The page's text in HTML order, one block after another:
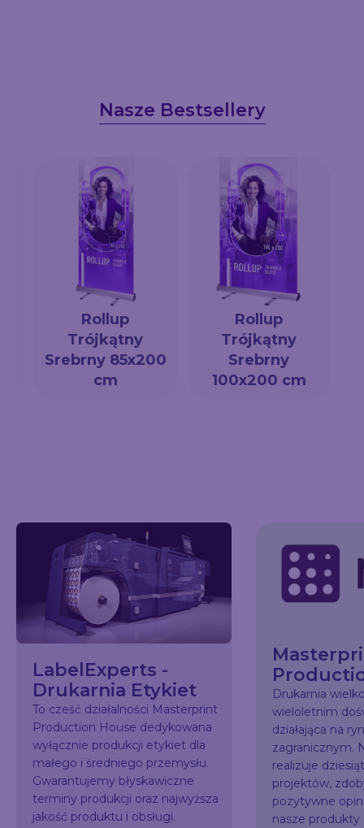
Nasze Bestsellery
Rollup
Trójkątny
Srebrny 85x200
cm
Rollup
Trójkątny
Srebrny
100x200 cm
LabelExperts -
Drukarnia Etykiet
To cześć działalności Masterprint
Production House dedykowana
wyłącznie produkcji etykiet dla
małego i średniego przemysłu.
Gwarantujemy błyskawiczne
terminy produkcji oraz najwyższa
jakość produktu i obsługi.
Drukarnia
wieloletnim
działająca na
zagranicznym.
realizuje
projektów,
pozytywne
nasze